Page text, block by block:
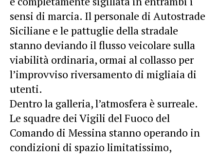
sensi di marcia. Il personale di Autostrade
Siciliane e le pattuglie della stradale
stanno deviando il flusso veicolare sulla
viabilità ordinaria, ormai al collasso per
l’improvviso riversamento di migliaia di
utenti.
Dentro la galleria, l’atmosfera è surreale.
Le squadre dei Vigili del Fuoco del
Comando di Messina stanno operando in
condizioni di spazio limitatissimo,